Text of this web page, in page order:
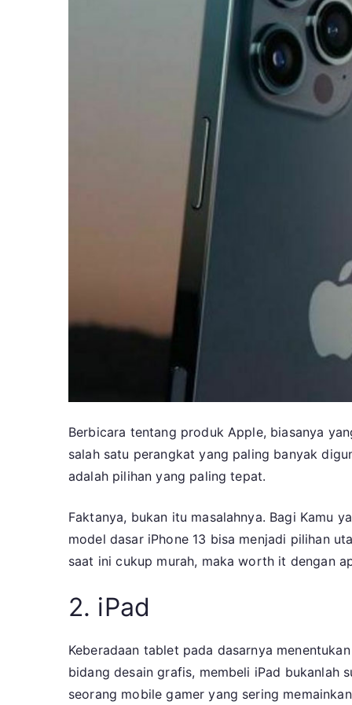
Berbicara tentang produk Apple, biasanya
salah satu perangkat yang paling banyak
adalah pilihan yang paling tepat.
Faktanya, bukan itu masalahnya. Bagi Kamu
model dasar iPhone 13 bisa menjadi pilihan
saat ini cukup murah, maka worth it dengan
2. iPad
Keberadaan tablet pada dasarnya
bidang desain grafis, membeli iPad bukanlah
seorang mobile gamer yang sering